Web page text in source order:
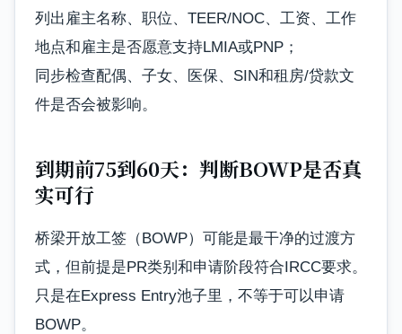
列出雇主名称、职位、TEER/NOC、工资、工作
地点和雇主是否愿意支持LMIA或PNP；
同步检查配偶、子女、医保、SIN和租房/贷款文
件是否会被影响。
到期前75到60天：判断BOWP是否真
实可行
桥梁开放工签（BOWP）可能是最干净的过渡方
式，但前提是PR类别和申请阶段符合IRCC要求。
只是在Express Entry池子里，不等于可以申请
BOWP。